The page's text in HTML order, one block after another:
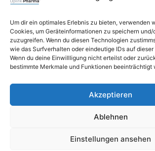
Um dir ein optimales Erlebnis zu bieten, verwenden
Cookies, um Geräteinformationen zu speichern und/
zuzugreifen. Wenn du diesen Technologien
wie das Surfverhalten oder eindeutige IDs auf
Wenn du deine Einwillligung nicht erteilst oder
bestimmte Merkmale und Funktionen beeinträchtigt
Akzeptieren
Ablehnen
Einstellungen ansehen
Produktivität. Heute lag ein Hauch von
geliefert vom Anbieter Jurassic Fruit.
angebauten, noch nicht ganz reifen
echtes Urlaubsfeeling am Arbeitsplatz.
Auspacken der Lieferung […]
06471 6264740
mail@uplink-
Impressum